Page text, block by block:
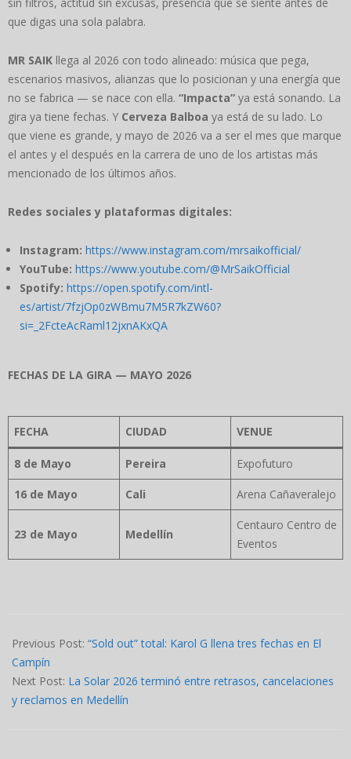
que digas una sola palabra.
MR SAIK llega al 2026 con todo alineado: música que pega,
escenarios masivos, alianzas que lo posicionan y una energía que
no se fabrica — se nace con ella. “Impacta” ya está sonando. La
gira ya tiene fechas. Y Cerveza Balboa ya está de su lado. Lo
que viene es grande, y mayo de 2026 va a ser el mes que marque
el antes y el después en la carrera de uno de los artistas más
mencionado de los últimos años.
Redes sociales y plataformas digitales:
Instagram: https://www.instagram.com/mrsaikofficial/
YouTube: https://www.youtube.com/@MrSaikOfficial
Spotify: https://open.spotify.com/intl-
es/artist/7fzjOp0zWBmu7M5R7kZW60?
si=_2FcteAcRaml12jxnAKxQA
FECHAS DE LA GIRA — MAYO 2026
FECHA CIUDAD VENUE
8 de Mayo Pereira Expofuturo
16 de Mayo Cali Arena Cañaveralejo
23 de Mayo Medellín
Centauro Centro de
Eventos
04-
30
Previous Post: “Sold out” total: Karol G llena tres fechas en El
Campín
Next Post: La Solar 2026 terminó entre retrasos, cancelaciones
y reclamos en Medellín